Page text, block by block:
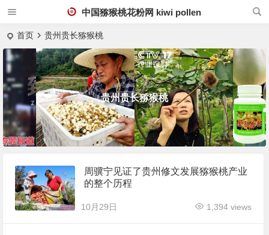
中国猕猴桃花粉网 kiwi pollen
首页 贵州贵长猕猴桃
贵州贵长猕猴桃
周骥宁见证了贵州修文发展猕猴桃产业
的整个历程
10月29日 1,394 views